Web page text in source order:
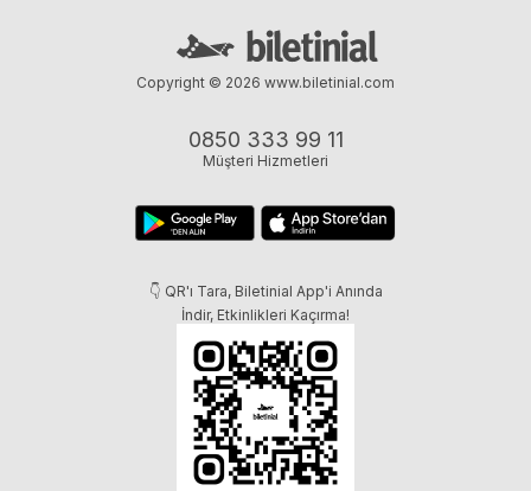
0850 333 99 11
Müşteri Hizmetleri
👇 QR'ı Tara, Biletinial App'i Anında
İndir, Etkinlikleri Kaçırma!
Copyright © 2026 www.biletinial.com